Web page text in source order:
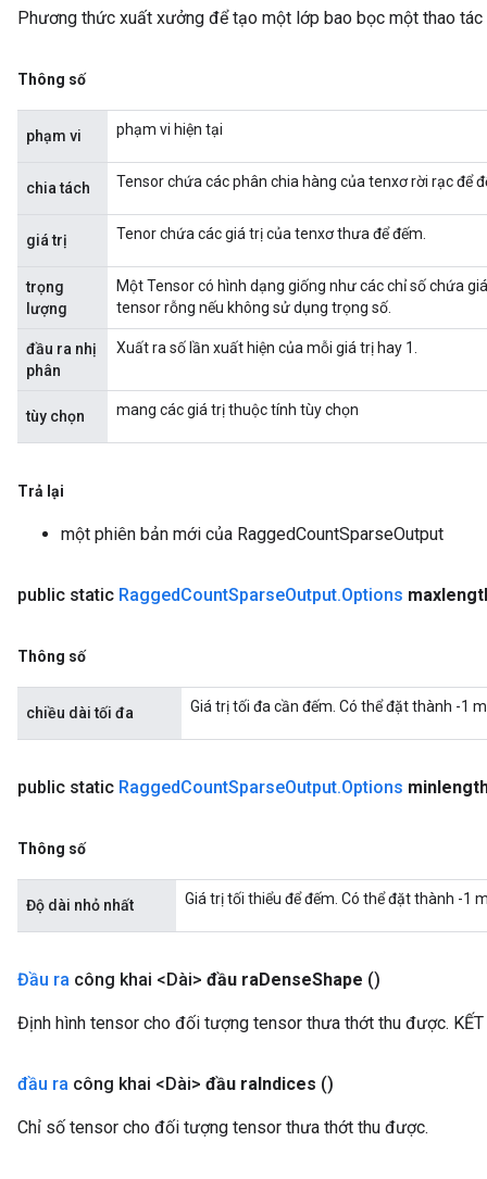
Phương thức xuất xưởng để tạo một lớp bao bọc một thao
Thông số
phạm vi phạm vi hiện tại
chia tách Tensor chứa các phân chia hàng của tenxơ rời rạc để
giá trị Tenor chứa các giá trị của tenxơ thưa để đếm.
trọng
lượng
Một Tensor có hình dạng giống như các chỉ số chứa
tensor rỗng nếu không sử dụng trọng số.
đầu ra nhị
phân
Xuất ra số lần xuất hiện của mỗi giá trị hay 1.
tùy chọn mang các giá trị thuộc tính tùy chọn
Trả lại
một phiên bản mới của RaggedCountSparseOutput
public static RaggedCountSparseOutput.Options
Thông số
chiều dài tối đa Giá trị tối đa cần đếm. Có thể đặt thành -1
public static RaggedCountSparseOutput.Options
Thông số
Độ dài nhỏ nhất Giá trị tối thiểu để đếm. Có thể đặt thành -1
Đầu ra công khai <Dài> đầu raDenseShape ()
Định hình tensor cho đối tượng tensor thưa thớt thu được. KẾT
đầu ra công khai <Dài> đầu raIndices ()
Chỉ số tensor cho đối tượng tensor thưa thớt thu được.